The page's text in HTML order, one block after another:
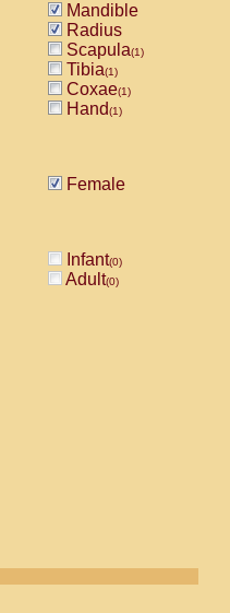
Mandible
Radius
Scapula(1)
Tibia(1)
Coxae(1)
Hand(1)
Female
Infant(0)
Adult(0)